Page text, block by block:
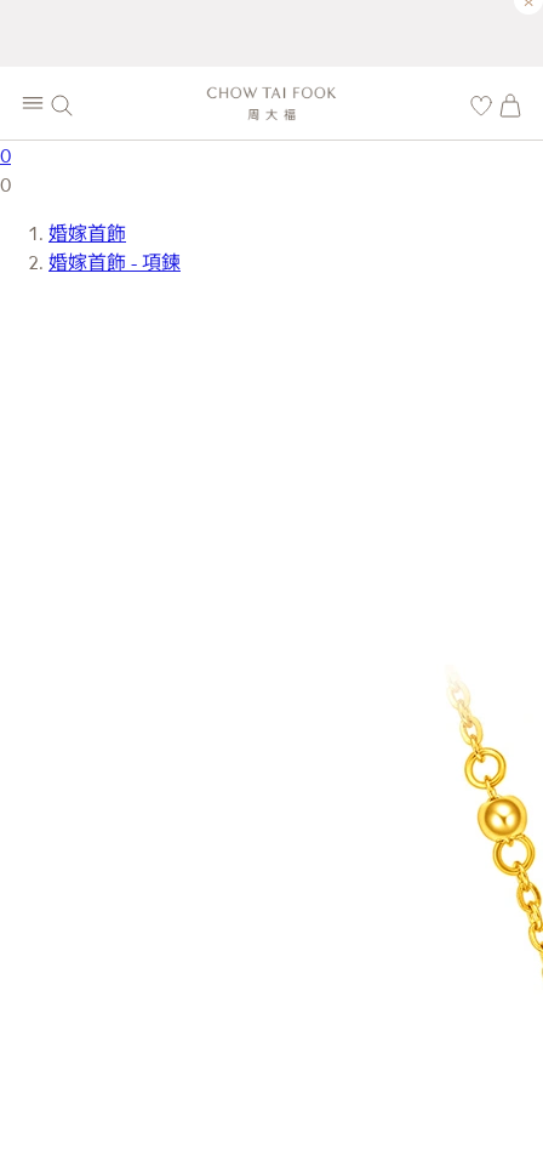
0
0
婚嫁首飾
婚嫁首飾 - 項鍊